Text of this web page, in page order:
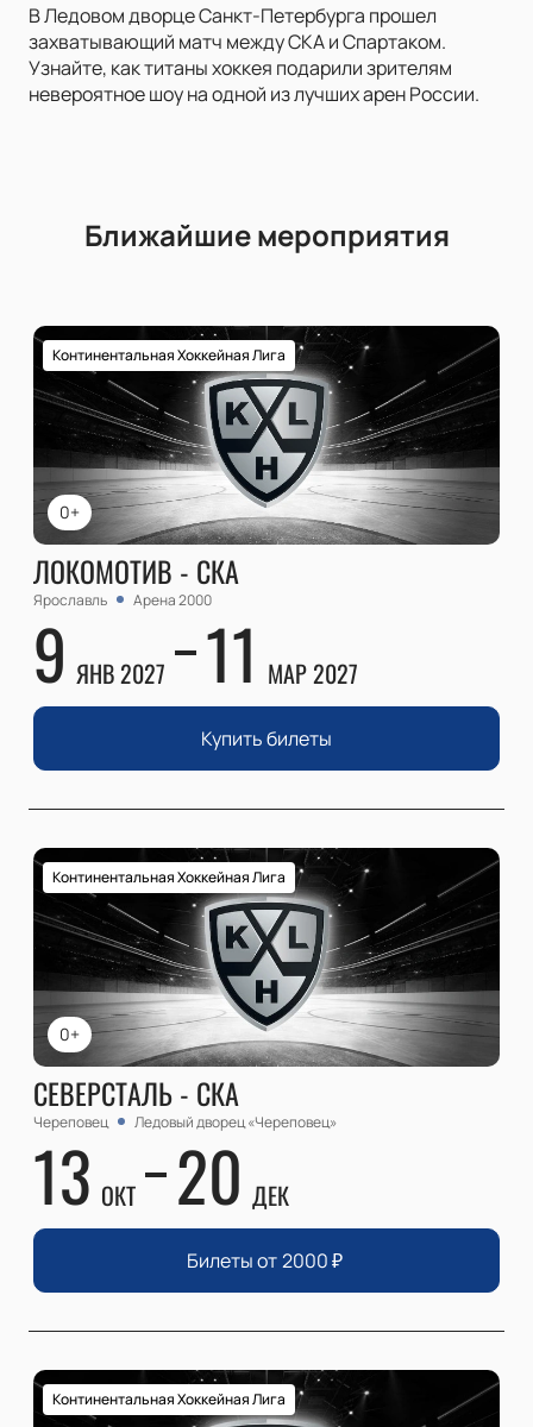
В Ледовом дворце Санкт-Петербурга прошел
захватывающий матч между СКА и Спартаком.
Узнайте, как титаны хоккея подарили зрителям
невероятное шоу на одной из лучших арен России.
Ближайшие мероприятия
0+
Континентальная Хоккейная Лига
ЛОКОМОТИВ - СКА
Ярославль Арена 2000
9 ЯНВ 2027 11 МАР 2027
Купить билеты
0+
Континентальная Хоккейная Лига
СЕВЕРСТАЛЬ - СКА
Череповец Ледовый дворец «Череповец»
13 ОКТ 20 ДЕК
Билеты от 2000₽
Континентальная Хоккейная Лига